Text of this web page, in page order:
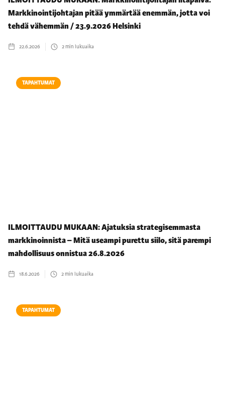
Markkinointijohtajan pitää ymmärtää enemmän, jotta voi
tehdä vähemmän / 23.9.2026 Helsinki
22.6.2026 2min lukuaika
TAPAHTUMAT
ILMOITTAUDU MUKAAN: Ajatuksia strategisemmasta
markkinoinnista – Mitä useampi purettu siilo, sitä parempi
mahdollisuus onnistua 26.8.2026
18.6.2026 2min lukuaika
TAPAHTUMAT